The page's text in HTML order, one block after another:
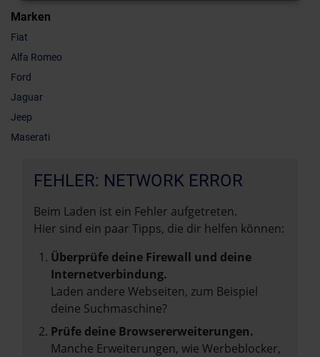
Marken
Fiat
Alfa Romeo
Ford
Jaguar
Jeep
Maserati
FEHLER: NETWORK ERROR
Beim Laden ist ein Fehler aufgetreten.
Hier sind ein paar Tipps, die dir helfen können:
Überprüfe deine Firewall und deine
Internetverbindung.
Laden andere Webseiten, zum Beispiel
deine Suchmaschine?
Prüfe deine Browsererweiterungen.
Manche Erweiterungen, wie Werbeblocker,